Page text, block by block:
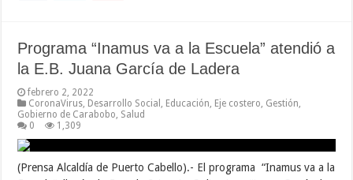
Programa “Inamus va a la Escuela” atendió a
la E.B. Juana García de Ladera
febrero 2, 2022
CoronaVirus Desarrollo Social Educación Eje costero Gestión
Gobierno de Carabobo Salud
0
1,309
(Prensa Alcaldía de Puerto Cabello).- El programa “Inamus va a la